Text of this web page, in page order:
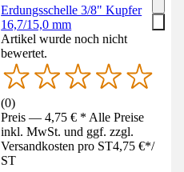
Erdungsschelle 3/8" Kupfer
16,7/15,0 mm
Artikel wurde noch nicht
bewertet.
(0)
Preis — 4,75 € * Alle Preise
inkl. MwSt. und ggf. zzgl.
Versandkosten pro ST4,75 €*/
ST